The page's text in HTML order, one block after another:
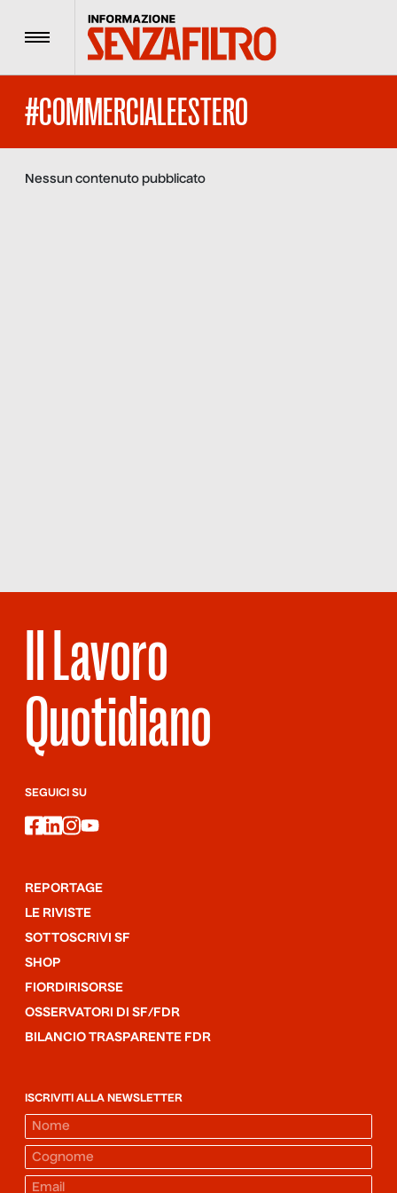
Menu
#COMMERCIALEESTERO
Nessun contenuto pubblicato
Il Lavoro
Quotidiano
SEGUICI SU
facebook
linkedin
instagram
youtube
REPORTAGE
LE RIVISTE
SOTTOSCRIVI SF
SHOP
FIORDIRISORSE
OSSERVATORI DI SF/FDR
BILANCIO TRASPARENTE FDR
ISCRIVITI ALLA NEWSLETTER